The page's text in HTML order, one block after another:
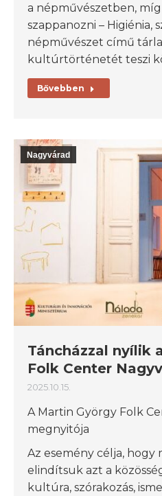
a népművészetben, míg
szappanozni – Higiénia,
népművészet című
kultúrtörténetét teszi
Bővebben
Nagyvárad
Táncházzal nyílik
Folk Center
2025.10.15.
A Martin György Folk
megnyitója
Az esemény célja,
elindítsuk azt a
kultúra, szórakozás,